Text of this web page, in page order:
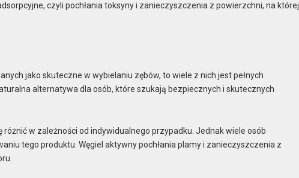
czyli pochłania toksyny i zanieczyszczenia z powierzchni, na której
jako skuteczne w wybielaniu zębów, to wiele z nich jest pełnych
alternatywa dla osób, które szukają bezpiecznych i skutecznych
w zależności od indywidualnego przypadku. Jednak wiele osób
tego produktu. Węgiel aktywny pochłania plamy i zanieczyszczenia z